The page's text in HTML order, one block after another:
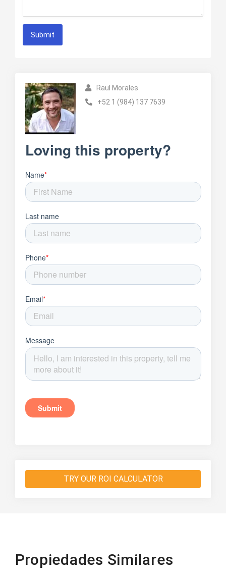
Submit
Raul Morales
+52 1 (984) 137 7639
TRY OUR ROI CALCULATOR
Propiedades Similares